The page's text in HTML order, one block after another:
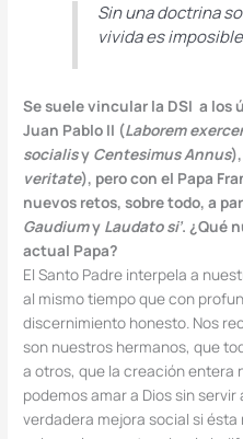
Sin una doctrina
vivida es
Se suele vincular la DSI a los
Juan Pablo II (Laborem
socialisy Centesimus Annus
veritate), pero con el Papa
nuevos retos, sobre todo, a
Gaudiumy Laudato si’. ¿Qué
actual Papa?
El Santo Padre interpela a
al mismo tiempo que con
discernimiento honesto. Nos
son nuestros hermanos, que
a otros, que la creación entera
podemos amar a Dios sin
verdadera mejora social si